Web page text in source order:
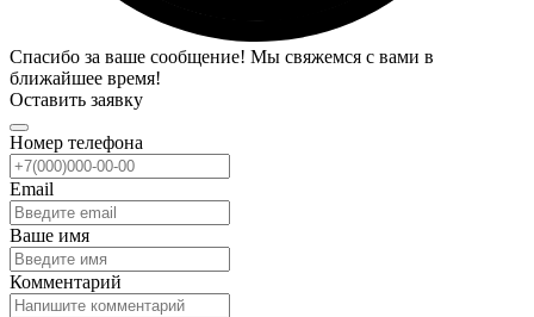
Спасибо за ваше сообщение! Мы свяжемся с вами в
ближайшее время!
Оставить заявку
Номер телефона
Email
Ваше имя
Комментарий